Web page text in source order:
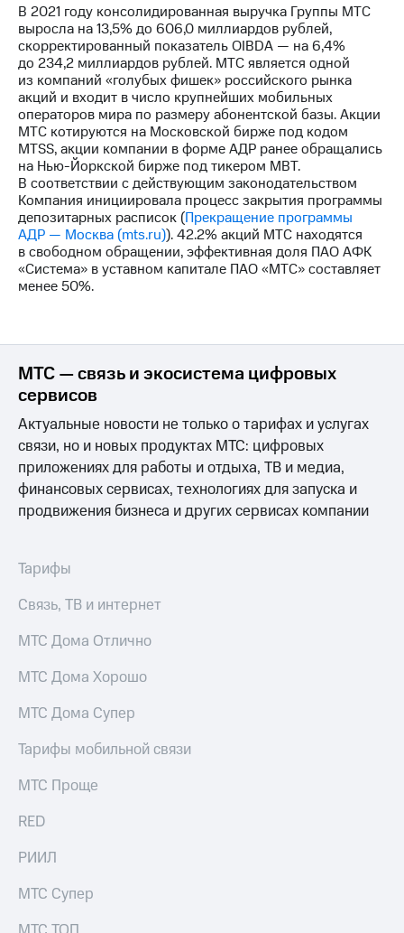
В 2021 году консолидированная выручка Группы МТС
выросла на 13,5% до 606,0 миллиардов рублей,
скорректированный показатель OIBDA — на 6,4%
до 234,2 миллиардов рублей. МТС является одной
из компаний «голубых фишек» российского рынка
акций и входит в число крупнейших мобильных
операторов мира по размеру абонентской базы. Акции
МТС котируются на Московской бирже под кодом
MTSS, акции компании в форме АДР ранее обращались
на Нью-Йоркской бирже под тикером MBT.
В соответствии с действующим законодательством
Компания инициировала процесс закрытия программы
депозитарных расписок (Прекращение программы
АДР — Москва (mts.ru)). 42.2% акций МТС находятся
в свободном обращении, эффективная доля ПАО АФК
«Система» в уставном капитале ПАО «МТС» составляет
менее 50%.
МТС — связь и экосистема цифровых
сервисов
Актуальные новости не только о тарифах и услугах
связи, но и новых продуктах МТС: цифровых
приложениях для работы и отдыха, ТВ и медиа,
финансовых сервисах, технологиях для запуска и
продвижения бизнеса и других сервисах компании
Тарифы
Связь, ТВ и интернет
МТС Дома Отлично
МТС Дома Хорошо
МТС Дома Супер
Тарифы мобильной связи
МТС Проще
RED
РИИЛ
МТС Супер